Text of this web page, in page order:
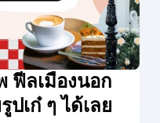
ฟีลเมืองนอก
เก๋ ๆ ได้เลย